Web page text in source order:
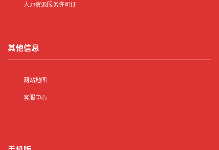
人力资源服务许可证
其他信息
网站地图
客服中心